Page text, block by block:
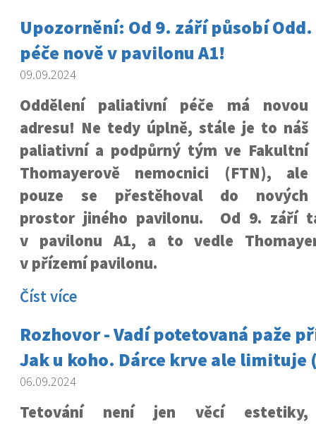
Upozornění: Od 9. září působí
péče nově v pavilonu A1!
09.09.2024
Oddělení paliativní péče má novou
adresu! Ne tedy úplně, stále je to náš
paliativní a podpůrný tým ve Fakultní
Thomayerově nemocnici (FTN), ale
pouze se přestěhoval do nových
prostor jiného pavilonu. Od 9. září
v pavilonu A1, a to vedle
v přízemí pavilonu.
Číst více
Rozhovor - Vadí potetovaná paže
Jak u koho. Dárce krve ale limituje
06.09.2024
Tetování není jen věcí estetiky,